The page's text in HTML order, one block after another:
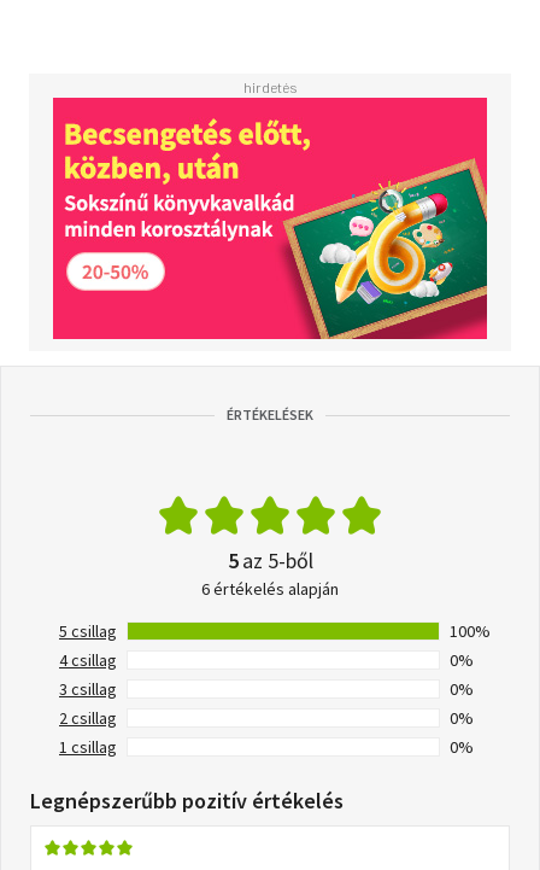
ÉRTÉKELÉSEK
5az 5-ből
6 értékelés alapján
5 csillag
100%
4 csillag
0%
3 csillag
0%
2 csillag
0%
1 csillag
0%
Legnépszerűbb pozitív értékelés